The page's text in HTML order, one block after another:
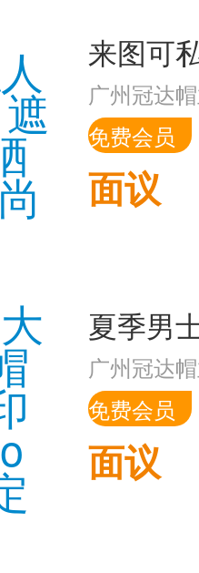
广州冠达
免费会员
面议
广州冠达
免费会员
面议